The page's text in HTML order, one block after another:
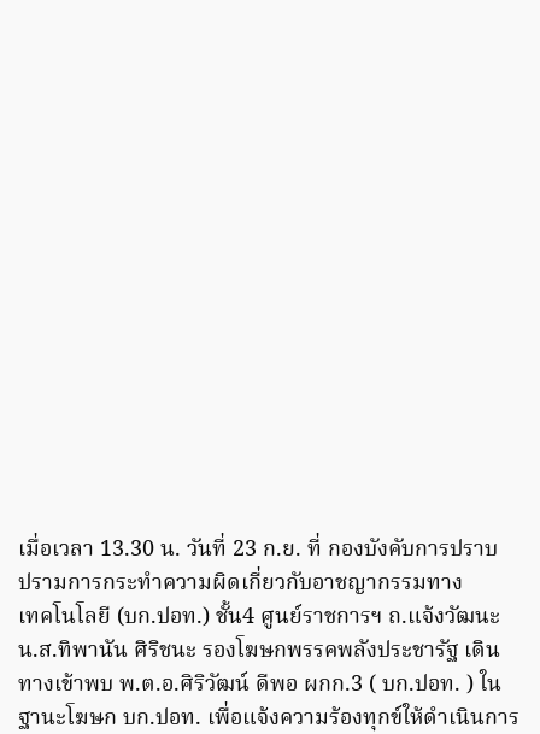
เมื่อเวลา 13.30 น. วันที่ 23 ก.ย. ที่ กองบังคับการปราบ
ปรามการกระทำความผิดเกี่ยวกับอาชญากรรมทาง
เทคโนโลยี (บก.ปอท.) ชั้น4 ศูนย์ราชการฯ ถ.แจ้งวัฒนะ
น.ส.ทิพานัน ศิริชนะ รองโฆษกพรรคพลังประชารัฐ เดิน
ทางเข้าพบ พ.ต.อ.ศิริวัฒน์ ดีพอ ผกก.3 ( บก.ปอท. ) ใน
ฐานะโฆษก บก.ปอท. เพื่อแจ้งความร้องทุกข์ให้ดำเนินการ